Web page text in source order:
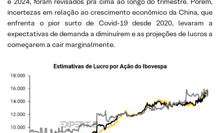
incertezas em relação ao crescimento econômico da China, que
enfrenta o pior surto de Covid-19 desde 2020, levaram a
expectativas de demanda a diminuírem e as projeções de lucros a
começarem a cair marginalmente.